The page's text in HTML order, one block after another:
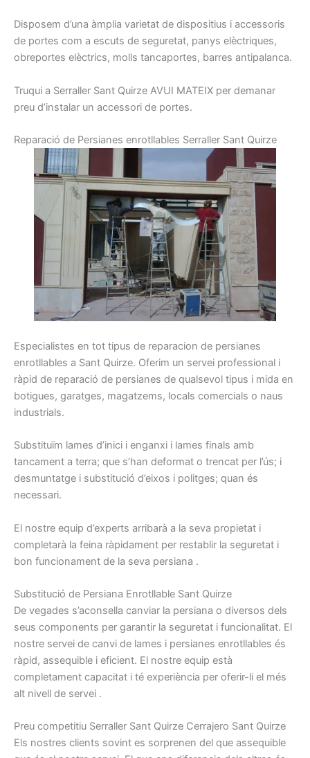
Disposem d’una àmplia varietat de dispositius i accessoris
de portes com a escuts de seguretat, panys elèctriques,
obreportes elèctrics, molls tancaportes, barres antipalanca.
Truqui a Serraller Sant Quirze AVUI MATEIX per demanar
preu d’instalar un accessori de portes.
Reparació de Persianes enrotllables Serraller Sant Quirze
Especialistes en tot tipus de reparacion de persianes
enrotllables a Sant Quirze. Oferim un servei professional i
ràpid de reparació de persianes de qualsevol tipus i mida en
botigues, garatges, magatzems, locals comercials o naus
industrials.
Substituïm lames d’inici i enganxi i lames finals amb
tancament a terra; que s’han deformat o trencat per l’ús; i
desmuntatge i substitució d’eixos i politges; quan és
necessari.
El nostre equip d’experts arribarà a la seva propietat i
completarà la feina ràpidament per restablir la seguretat i
bon funcionament de la seva persiana .
Substitució de Persiana Enrotllable Sant Quirze
De vegades s’aconsella canviar la persiana o diversos dels
seus components per garantir la seguretat i funcionalitat. El
nostre servei de canvi de lames i persianes enrotllables és
ràpid, assequible i eficient. El nostre equip està
completament capacitat i té experiència per oferir-li el més
alt nivell de servei .
Preu competitiu Serraller Sant Quirze Cerrajero Sant Quirze
Els nostres clients sovint es sorprenen del que assequible